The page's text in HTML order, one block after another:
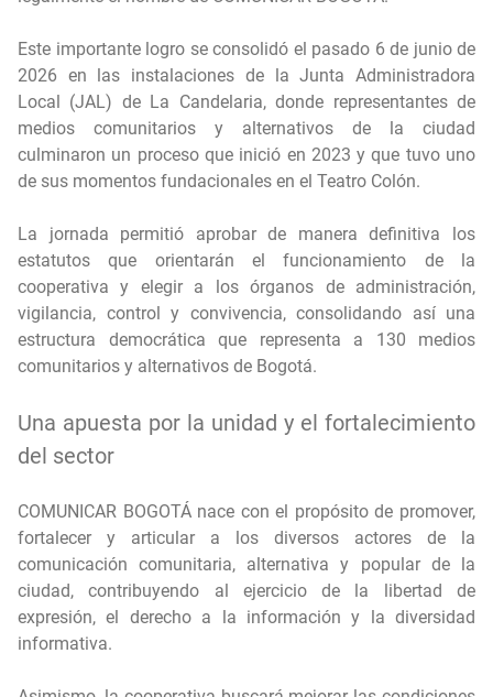
Este importante logro se consolidó el pasado 6 de junio de
2026 en las instalaciones de la Junta Administradora
Local (JAL) de La Candelaria, donde representantes de
medios comunitarios y alternativos de la ciudad
culminaron un proceso que inició en 2023 y que tuvo uno
de sus momentos fundacionales en el Teatro Colón.
La jornada permitió aprobar de manera definitiva los
estatutos que orientarán el funcionamiento de la
cooperativa y elegir a los órganos de administración,
vigilancia, control y convivencia, consolidando así una
estructura democrática que representa a 130 medios
comunitarios y alternativos de Bogotá.
Una apuesta por la unidad y el fortalecimiento
del sector
COMUNICAR BOGOTÁ nace con el propósito de promover,
fortalecer y articular a los diversos actores de la
comunicación comunitaria, alternativa y popular de la
ciudad, contribuyendo al ejercicio de la libertad de
expresión, el derecho a la información y la diversidad
informativa.